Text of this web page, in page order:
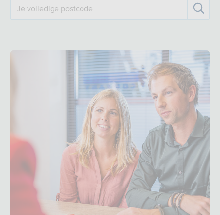
Je volledige postcode